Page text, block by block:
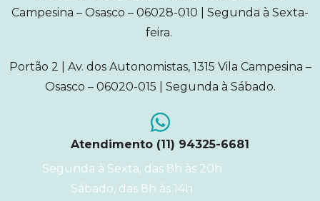
Campesina – Osasco – 06028-010 | Segunda à Sexta-
feira.
Portão 2 | Av. dos Autonomistas, 1315 Vila Campesina –
Osasco – 06020-015 | Segunda à Sábado.
Atendimento (11) 94325-6681
Segunda à Sexta, das 8h às 20h
Sábado, das 8h às 14h